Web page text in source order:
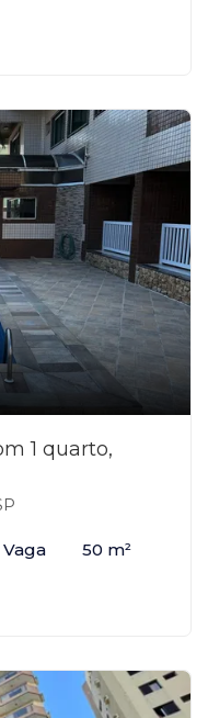
1 quarto,
Vaga 50 m²